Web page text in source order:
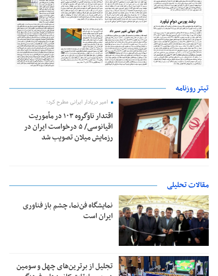
تیتر روزنامه
امیر دریادار ایرانی مطرح کرد؛
اقتدار ناوگروه ۱۰۳ در مأموریت‌
اقیانوسی/ ۵ درخواست ایران در
رزمایش میلان تصویب شد
مقالات تحلیلی
نمایشگاه فن‌نما، چشم باز فناوری
ایران است
تجلیل از بر‌ترین‌های چهل و سومین